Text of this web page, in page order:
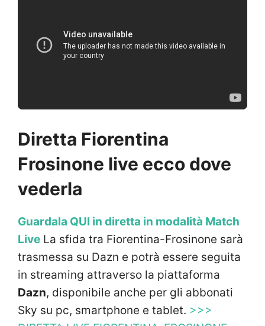
Diretta Fiorentina
Frosinone live ecco dove
vederla
Guardala QUI in diretta in modalità Match
Live La sfida tra Fiorentina-Frosinone sarà
trasmessa su Dazn e potrà essere seguita
in streaming attraverso la piattaforma
Dazn, disponibile anche per gli abbonati
Sky su pc, smartphone e tablet. >>>